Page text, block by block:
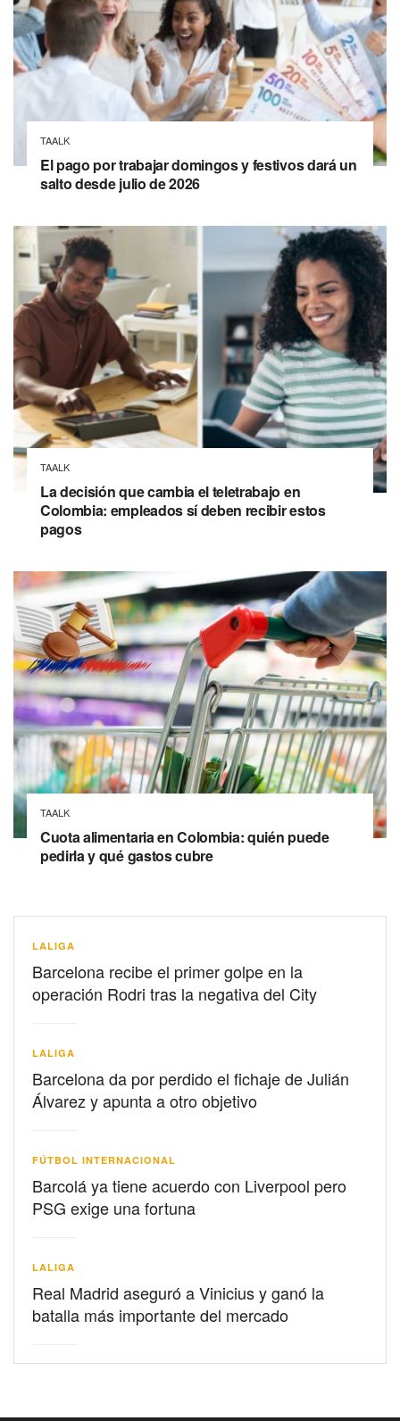
TAALK
El pago por trabajar domingos y festivos dará un
salto desde julio de 2026
TAALK
La decisión que cambia el teletrabajo en
Colombia: empleados sí deben recibir estos
pagos
TAALK
Cuota alimentaria en Colombia: quién puede
pedirla y qué gastos cubre
LALIGA
Barcelona recibe el primer golpe en la
operación Rodri tras la negativa del City
LALIGA
Barcelona da por perdido el fichaje de Julián
Álvarez y apunta a otro objetivo
FÚTBOL INTERNACIONAL
Barcolá ya tiene acuerdo con Liverpool pero
PSG exige una fortuna
LALIGA
Real Madrid aseguró a Vinicius y ganó la
batalla más importante del mercado